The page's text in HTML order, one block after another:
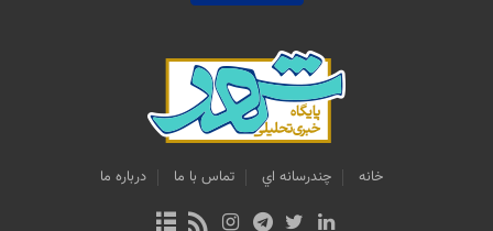
خانه چندرسانه اي تماس با ما درباره ما